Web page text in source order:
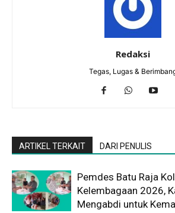
Redaksi
Tegas, Lugas &
ARTIKEL TERKAIT DARI PENULIS
Pemdes Batu Raja
Kelembagaan 2026,
Mengabdi untuk